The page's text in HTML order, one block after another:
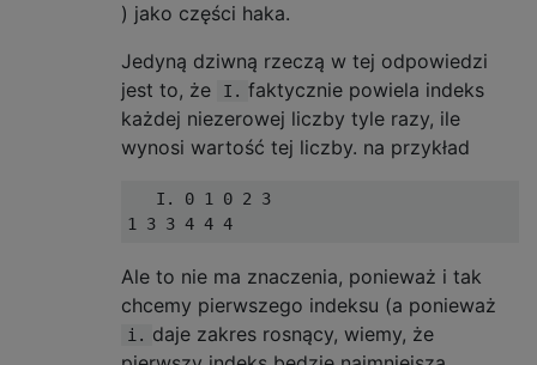
) jako części haka.
Jedyną dziwną rzeczą w tej odpowiedzi
jest to, że
I. faktycznie powiela indeks
każdej niezerowej liczby tyle razy, ile
wynosi wartość tej liczby. na przykład
   I. 0 1 0 2 3
Ale to nie ma znaczenia, ponieważ i tak
chcemy pierwszego indeksu (a ponieważ
i. daje zakres rosnący, wiemy, że